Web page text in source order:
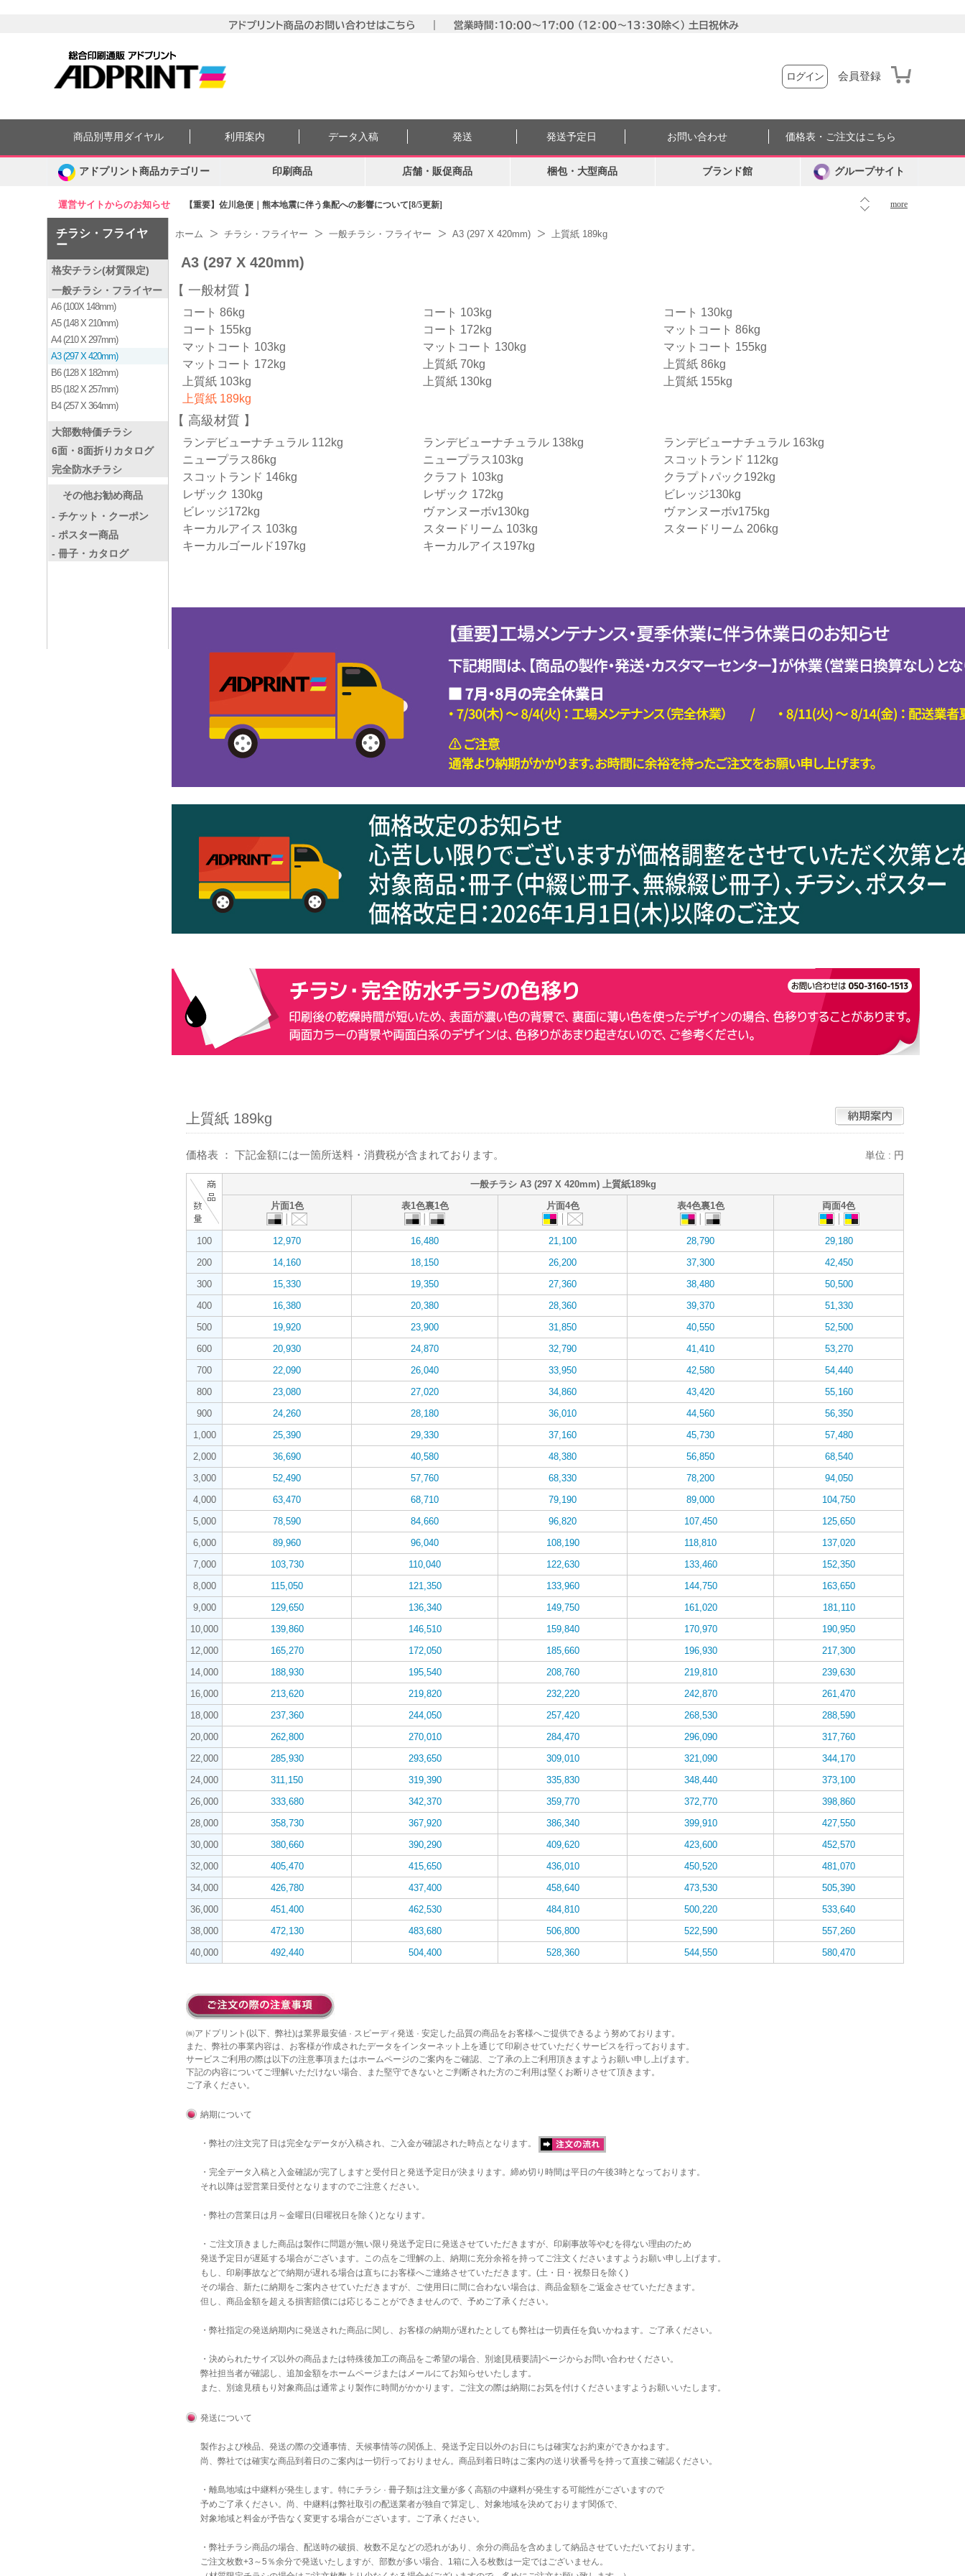
ログイン 会員登録
運営サイトからのお知らせ 【重要】佐川急便｜熊本地震に伴う集配への影響について[8/5更新] more
商品別専用ダイヤル 利用案内 データ入稿 発送 発送予定日 お問い合わせ 価格表・ご注文はこちら
アドプリント商品カテゴリー 印刷商品 店舗・販促商品 梱包・大型商品 ブランド館 グループサイト
チラシ・フライヤ
ー
格安チラシ(材質限定)
一般チラシ・フライヤー
A6 (100X 148mm)
A5 (148 X 210mm)
A4 (210 X 297mm)
A3 (297 X 420mm)
B6 (128 X 182mm)
B5 (182 X 257mm)
B4 (257 X 364mm)
大部数特価チラシ
6面・8面折りカタログ
完全防水チラシ
その他お勧め商品
- チケット・クーポン
- ポスター商品
- 冊子・カタログ
ホーム チラシ・フライヤー 一般チラシ・フライヤー A3 (297 X 420mm) 上質紙 189kg
A3 (297 X 420mm)
一般材質
コート 86kg コート 103kg
コート 130kg
コート 155kg
コート 172kg
マットコート 86kg
マットコート 103kg
マットコート 130kg
マットコート 155kg
マットコート 172kg
上質紙 70kg
上質紙 86kg
上質紙 103kg
上質紙 130kg
上質紙 155kg
上質紙 189kg
高級材質
ランデビューナチュラル 112kg ランデビューナチュラル 138kg
ランデビューナチュラル 163kg
ニュープラス86kg
ニュープラス103kg
スコットランド 112kg
スコットランド 146kg
クラフト 103kg
クラプトパック192kg
レザック 130kg
レザック 172kg
ビレッジ130kg
ビレッジ172kg
ヴァンヌーボv130kg
ヴァンヌーボv175kg
キーカルアイス 103kg
スタードリーム 103kg
スタードリーム 206kg
キーカルゴールド197kg
キーカルアイス197kg
上質紙 189kg
価格表 ： 下記金額には一箇所送料・消費税が含まれております。 単位 : 円
一般チラシ A3 (297 X 420mm) 上質紙189kg
片面1色
表1色裏1色 片面4色 表4色裏1色 両面4色
100 12,970 16,480 21,100 28,790
29,180
200
14,160 18,150 26,200 37,300
42,450
300
15,330 19,350 27,360 38,480
50,500
400
16,380 20,380 28,360 39,370
51,330
500
19,920 23,900 31,850 40,550
52,500
600
20,930 24,870 32,790 41,410
53,270
700
22,090 26,040 33,950 42,580
54,440
800
23,080 27,020 34,860 43,420
55,160
900
24,260 28,180 36,010 44,560
56,350
1,000
25,390 29,330 37,160 45,730
57,480
2,000
36,690 40,580 48,380 56,850
68,540
3,000
52,490 57,760 68,330 78,200
94,050
4,000
63,470 68,710 79,190 89,000
104,750
5,000
78,590 84,660 96,820 107,450
125,650
6,000
89,960 96,040 108,190 118,810
137,020
7,000
103,730 110,040 122,630 133,460
152,350
8,000
115,050 121,350 133,960 144,750
163,650
9,000
129,650 136,340 149,750 161,020
181,110
10,000
139,860 146,510 159,840 170,970
190,950
12,000
165,270 172,050 185,660 196,930
217,300
14,000
188,930 195,540 208,760 219,810
239,630
16,000
213,620 219,820 232,220 242,870
261,470
18,000
237,360 244,050 257,420 268,530
288,590
20,000
262,800 270,010 284,470 296,090
317,760
22,000
285,930 293,650 309,010 321,090
344,170
24,000
311,150 319,390 335,830 348,440
373,100
26,000
333,680 342,370 359,770 372,770
398,860
28,000
358,730 367,920 386,340 399,910
427,550
30,000
380,660 390,290 409,620 423,600
452,570
32,000
405,470 415,650 436,010 450,520
481,070
34,000
426,780 437,400 458,640 473,530
505,390
36,000
451,400 462,530 484,810 500,220
533,640
38,000
472,130 483,680 506,800 522,590
557,260
40,000
492,440 504,400 528,360 544,550 580,470
㈱アドプリント(以下、弊社)は業界最安値 · スピーディ発送 · 安定した品質の商品をお客様へご提供できるよう努めております。
また、弊社の事業内容は、お客様が作成されたデータをインターネット上を通じて印刷させていただくサービスを行っております。
サービスご利用の際は以下の注意事項またはホームページのご案内をご確認、ご了承の上ご利用頂きますようお願い申し上げます。
下記の内容についてご理解いただけない場合、また堅守できないとご判断された方のご利用は堅くお断りさせて頂きます。
ご了承ください。
納期について
・弊社の注文完了日は完全なデータが入稿され、ご入金が確認された時点となります。
・完全データ入稿と入金確認が完了しますと受付日と発送予定日が決まります。締め切り時間は平日の午後3時となっております。
それ以降は翌営業日受付となりますのでご注意ください。
・弊社の営業日は月～金曜日(日曜祝日を除く)となります。
・ご注文頂きました商品は製作に問題が無い限り発送予定日に発送させていただきますが、印刷事故等やむを得ない理由のため
発送予定日が遅延する場合がございます。この点をご理解の上、納期に充分余裕を持ってご注文くださいますようお願い申し上げます。
もし、印刷事故などで納期が遅れる場合は直ちにお客様へご連絡させていただきます。(土・日・祝祭日を除く)
その場合、新たに納期をご案内させていただきますが、ご使用日に間に合わない場合は、商品金額をご返金させていただきます。
但し、商品金額を超える損害賠償には応じることができませんので、予めご了承ください。
・弊社指定の発送納期内に発送された商品に関し、お客様の納期が遅れたとしても弊社は一切責任を負いかねます。ご了承ください。
・決められたサイズ以外の商品または特殊後加工の商品をご希望の場合、別途[見積要請]ページからお問い合わせください。
弊社担当者が確認し、追加金額をホームページまたはメールにてお知らせいたします。
また、別途見積もり対象商品は通常より製作に時間がかかります。ご注文の際は納期にお気を付けくださいますようお願いいたします。
発送について
製作および検品、発送の際の交通事情、天候事情等の関係上、発送予定日以外のお日にちは確実なお約束ができかねます。
尚、弊社では確実な商品到着日のご案内は一切行っておりません。商品到着日時はご案内の送り状番号を持って直接ご確認ください。
・離島地域は中継料が発生します。特にチラシ · 冊子類は注文量が多く高額の中継料が発生する可能性がございますので
予めご了承ください。尚、中継料は弊社取引の配送業者が独自で算定し、対象地域を決めております関係で、
対象地域と料金が予告なく変更する場合がございます。ご了承ください。
・弊社チラシ商品の場合、配送時の破損、枚数不足などの恐れがあり、余分の商品を含めまして納品させていただいております。
ご注文枚数+3～5％余分で発送いたしますが、部数が多い場合、1箱に入る枚数は一定ではございません。